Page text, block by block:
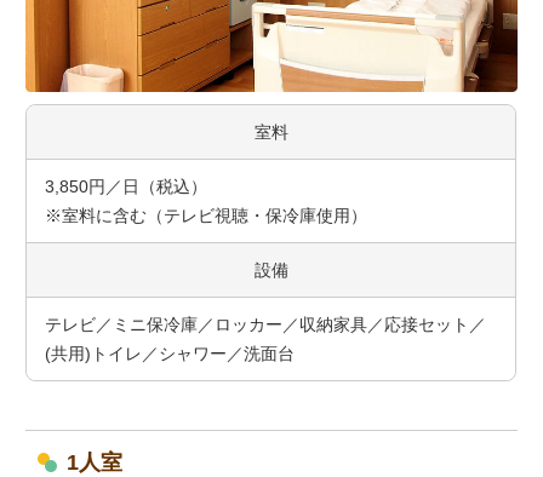
室料
3,850円／日（税込）
※室料に含む（テレビ視聴・保冷庫使用）
設備
テレビ／ミニ保冷庫／ロッカー／収納家具／応接セット／
(共用)トイレ／シャワー／洗面台
1人室